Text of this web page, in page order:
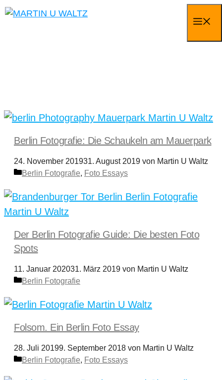
Zum
Berlin Fotografie: Die Schaukeln am Mauerpark
24. November 201931. August 2019 von Martin U Waltz
Kategorien
Berlin Fotografie, Foto Essays
Der Berlin Fotografie Guide: Die besten Foto
Spots
11. Januar 202031. März 2019 von Martin U Waltz
Kategorien
Berlin Fotografie
Folsom. Ein Berlin Foto Essay
28. Juli 20199. September 2018 von Martin U Waltz
Kategorien
Berlin Fotografie, Foto Essays